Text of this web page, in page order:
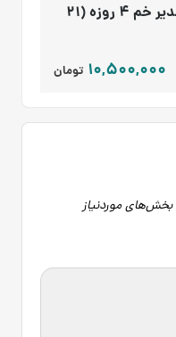
تور کیش ویژه عید سعید غدیر خم 4 روزه (21
10,500,000 تومان
بخش‌های موردنیاز